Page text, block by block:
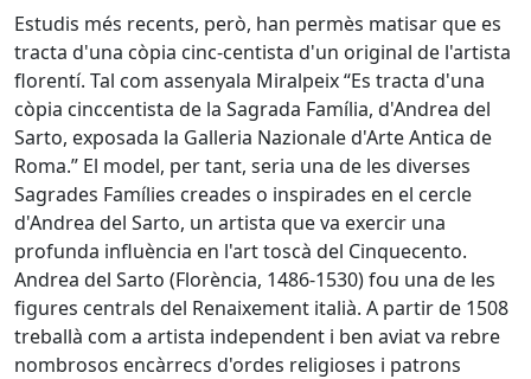
Estudis més recents, però, han permès matisar que es
tracta d'una còpia cinc-centista d'un original de l'artista
florentí. Tal com assenyala Miralpeix “Es tracta d'una
còpia cinccentista de la Sagrada Família, d'Andrea del
Sarto, exposada la Galleria Nazionale d'Arte Antica de
Roma.” El model, per tant, seria una de les diverses
Sagrades Famílies creades o inspirades en el cercle
d'Andrea del Sarto, un artista que va exercir una
profunda influència en l'art toscà del Cinquecento.
Andrea del Sarto (Florència, 1486-1530) fou una de les
figures centrals del Renaixement italià. A partir de 1508
treballà com a artista independent i ben aviat va rebre
nombrosos encàrrecs d'ordes religioses i patrons